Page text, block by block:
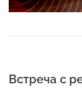
Встреча с